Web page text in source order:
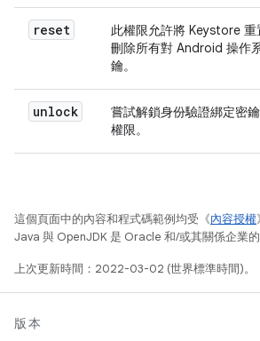
reset
此權限允許將 Keystore 重
刪除所有對 Android 操作
鑰。
unlock
嘗試解鎖身份驗證綁定密
權限。
這個頁面中的內容和程式碼範例均受《內容授權
Java 與 OpenJDK 是 Oracle 和/或其關係企業的
上次更新時間：2022-03-02 (世界標準時間)。
版本